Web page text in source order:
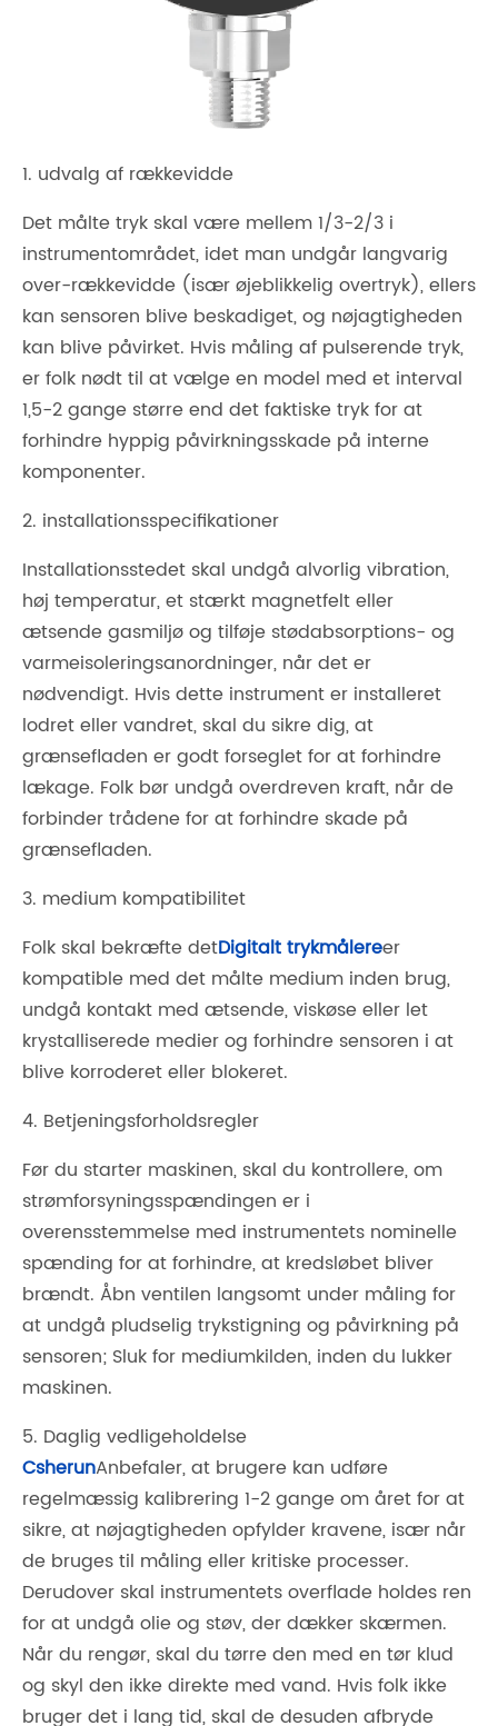
1. udvalg af rækkevidde
Det målte tryk skal være mellem 1/3-2/3 i
instrumentområdet, idet man undgår langvarig
over-rækkevidde (især øjeblikkelig overtryk), ellers
kan sensoren blive beskadiget, og nøjagtigheden
kan blive påvirket. Hvis måling af pulserende tryk,
er folk nødt til at vælge en model med et interval
1,5-2 gange større end det faktiske tryk for at
forhindre hyppig påvirkningsskade på interne
komponenter.
2. installationsspecifikationer
Installationsstedet skal undgå alvorlig vibration,
høj temperatur, et stærkt magnetfelt eller
ætsende gasmiljø og tilføje stødabsorptions- og
varmeisoleringsanordninger, når det er
nødvendigt. Hvis dette instrument er installeret
lodret eller vandret, skal du sikre dig, at
grænsefladen er godt forseglet for at forhindre
lækage. Folk bør undgå overdreven kraft, når de
forbinder trådene for at forhindre skade på
grænsefladen.
3. medium kompatibilitet
Folk skal bekræfte detDigitalt trykmålereer
kompatible med det målte medium inden brug,
undgå kontakt med ætsende, viskøse eller let
krystalliserede medier og forhindre sensoren i at
blive korroderet eller blokeret.
4. Betjeningsforholdsregler
Før du starter maskinen, skal du kontrollere, om
strømforsyningsspændingen er i
overensstemmelse med instrumentets nominelle
spænding for at forhindre, at kredsløbet bliver
brændt. Åbn ventilen langsomt under måling for
at undgå pludselig trykstigning og påvirkning på
sensoren; Sluk for mediumkilden, inden du lukker
maskinen.
5. Daglig vedligeholdelse
CsherunAnbefaler, at brugere kan udføre
regelmæssig kalibrering 1-2 gange om året for at
sikre, at nøjagtigheden opfylder kravene, især når
de bruges til måling eller kritiske processer.
Derudover skal instrumentets overflade holdes ren
for at undgå olie og støv, der dækker skærmen.
Når du rengør, skal du tørre den med en tør klud
og skyl den ikke direkte med vand. Hvis folk ikke
bruger det i lang tid, skal de desuden afbryde